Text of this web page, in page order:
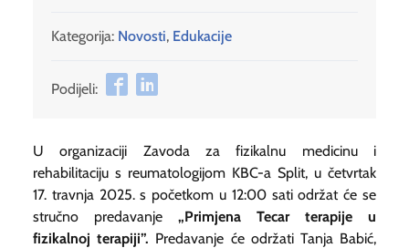
Kategorija: Novosti, Edukacije
Podijeli:
U organizaciji Zavoda za fizikalnu medicinu i
rehabilitaciju s reumatologijom KBC-a Split, u četvrtak
17. travnja 2025. s početkom u 12:00 sati održat će se
stručno predavanje „Primjena Tecar terapije u
fizikalnoj terapiji”. Predavanje će održati Tanja Babić,